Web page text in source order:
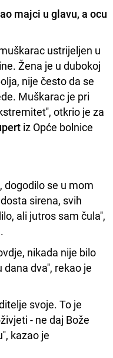
majci u glavu, a ocu
ustrijeljen u
Žena je u dubokoj
nije često da se
Muškarac je pri
otkrio je za
iz Opće bolnice
dogodilo se u mom
sirena, svih
ali jutros sam čula'',
.
nikada nije bilo
dva'', rekao je
svoje. To je
- ne daj Bože
kazao je